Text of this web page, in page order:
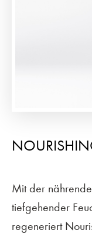
Mit der
tiefgehender
regeneriert